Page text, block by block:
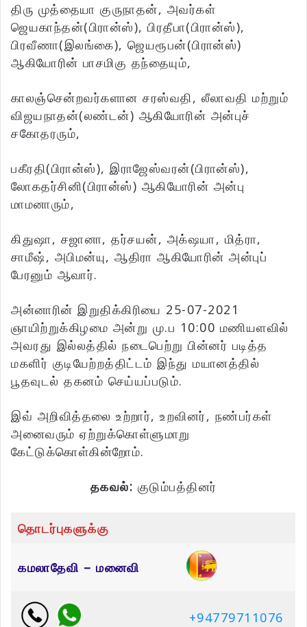
திரு முத்தையா குருநாதன், அவர்கள்
ஜெயகாந்தன்(பிரான்ஸ்), பிரதீபா(பிரான்ஸ்),
பிரவீணா(இலங்கை), ஜெயரூபன்(பிரான்ஸ்)
ஆகியோரின் பாசமிகு தந்தையும்,
காலஞ்சென்றவர்களான சரஸ்வதி, லீலாவதி மற்றும்
விஜயநாதன்(லண்டன்) ஆகியோரின் அன்புச்
சகோதரரும்,
பகீரதி(பிரான்ஸ்), இராஜேஸ்வரன்(பிரான்ஸ்),
லோகதர்சினி(பிரான்ஸ்) ஆகியோரின் அன்பு
மாமனாரும்,
கிதுஷா, சஜானா, தர்சயன், அக்‌ஷயா, மித்ரா,
சாமீஷ், அபிமன்யு, ஆதிரா ஆகியோரின் அன்புப்
பேரனும் ஆவார்.
அன்னாரின் இறுதிக்கிரியை 25-07-2021
ஞாயிற்றுக்கிழமை அன்று மு.ப 10:00 மணியளவில்
அவரது இல்லத்தில் நடைபெற்று பின்னர் படித்த
மகளிர் குடியேற்றத்திட்டம் இந்து மயானத்தில்
பூதவுடல் தகனம் செய்யப்படும்.
இவ் அறிவித்தலை உற்றார், உறவினர், நண்பர்கள்
அனைவரும் ஏற்றுக்கொள்ளுமாறு
கேட்டுக்கொள்கின்றோம்.
தகவல்: குடும்பத்தினர்
தொடர்புகளுக்கு
கமலாதேவி – மனைவி
+94779711076